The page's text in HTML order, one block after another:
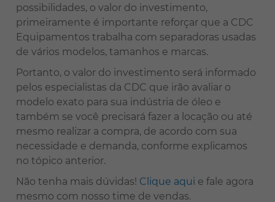
possibilidades, o valor do investimento,
primeiramente é importante reforçar que a CDC
Equipamentos trabalha com separadoras usadas
de vários modelos, tamanhos e marcas.
Portanto, o valor do investimento será informado
pelos especialistas da CDC que irão avaliar o
modelo exato para sua indústria de óleo e
também se você precisará fazer a locação ou até
mesmo realizar a compra, de acordo com sua
necessidade e demanda, conforme explicamos
no tópico anterior.
Não tenha mais dúvidas! Clique aqui e fale agora
mesmo com nosso time de vendas.